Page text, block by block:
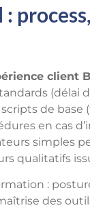
:
client
(délai
de base
en cas
simples
qualitatifs
:
des